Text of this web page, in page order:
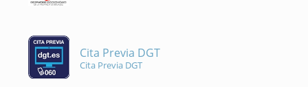
Cita Previa DGT
Cita Previa DGT